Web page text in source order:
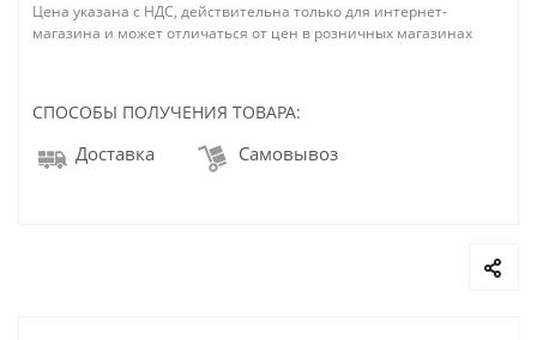
Цена указана с НДС, действительна только для интернет-
магазина и может отличаться от цен в розничных магазинах
СПОСОБЫ ПОЛУЧЕНИЯ ТОВАРА:
Доставка Самовывоз